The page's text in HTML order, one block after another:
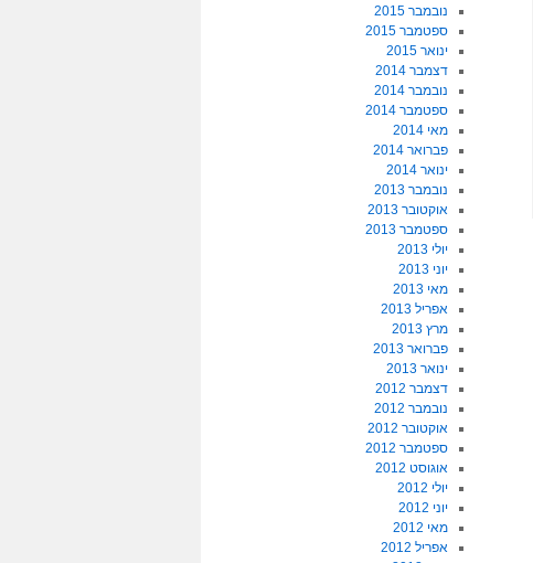
נובמבר 2015
ספטמבר 2015
ינואר 2015
דצמבר 2014
נובמבר 2014
ספטמבר 2014
מאי 2014
פברואר 2014
ינואר 2014
נובמבר 2013
אוקטובר 2013
ספטמבר 2013
יולי 2013
יוני 2013
מאי 2013
אפריל 2013
מרץ 2013
פברואר 2013
ינואר 2013
דצמבר 2012
נובמבר 2012
אוקטובר 2012
ספטמבר 2012
אוגוסט 2012
יולי 2012
יוני 2012
מאי 2012
אפריל 2012